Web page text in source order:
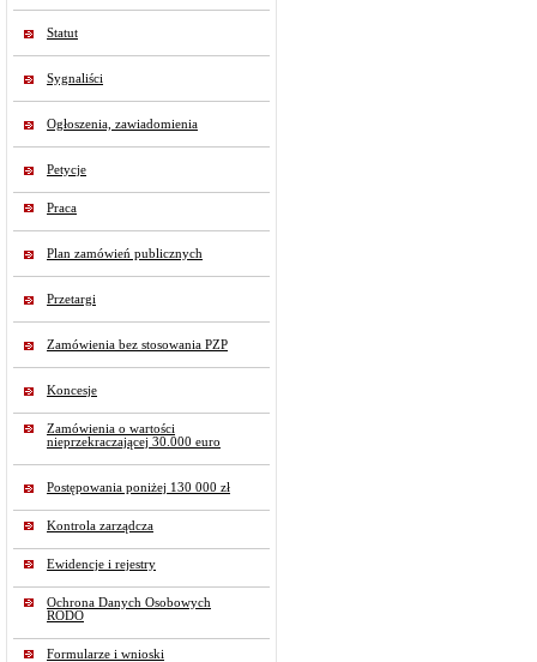
Statut
Sygnaliści
Ogłoszenia, zawiadomienia
Petycje
Praca
Plan zamówień publicznych
Przetargi
Zamówienia bez stosowania PZP
Koncesje
Zamówienia o wartości
nieprzekraczającej 30.000 euro
Postępowania poniżej 130 000 zł
Kontrola zarządcza
Ewidencje i rejestry
Ochrona Danych Osobowych
RODO
Formularze i wnioski